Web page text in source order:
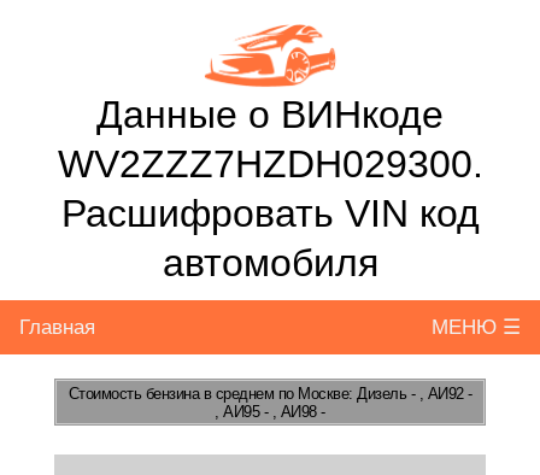
Данные о ВИНкоде
WV2ZZZ7HZDH029300.
Расшифровать VIN код
автомобиля
Главная МЕНЮ ☰
Стоимость бензинав среднем по Москве: Дизель - , АИ92 -
, АИ95 - , АИ98 -